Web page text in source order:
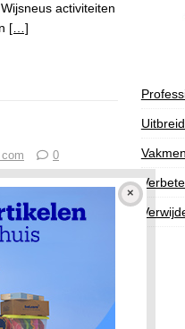
activiteiten
[…]
0
elk kind in
Voor stadspas